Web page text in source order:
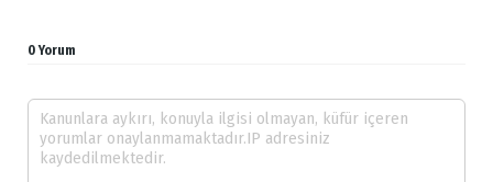
0 Yorum